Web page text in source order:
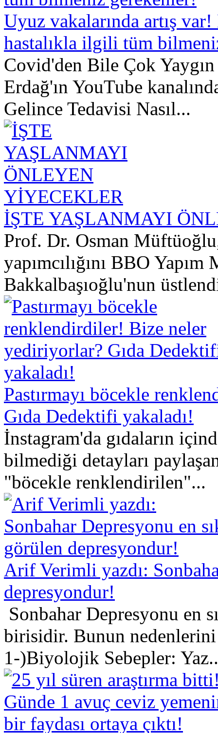
Uyuz vakalarında artış
hastalıkla ilgili tüm
Covid'den Bile Çok
Erdağ'ın YouTube
Gelince Tedavisi Nasıl...
İŞTE YAŞLANMAYI
Prof. Dr. Osman
yapımcılığını BBO
Bakkalbaşıoğlu'nun
Pastırmayı böcekle
Gıda Dedektifi yakaladı!
İnstagram'da gıdaların
bilmediği detayları
"böcekle renklendirilen"...
Arif Verimli yazdı:
depresyondur!
Sonbahar Depresyonu en
birisidir. Bunun
1-)Biyolojik Sebepler: